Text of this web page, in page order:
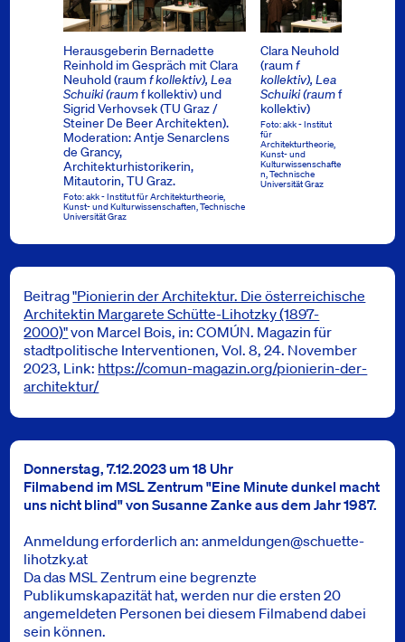
Herausgeberin Bernadette
Reinhold im Gespräch mit Clara
Neuhold (raumf kollektiv), Lea
Schuiki (raumf kollektiv) und
Sigrid Verhovsek (TU Graz /
Steiner De Beer Architekten).
Moderation: Antje Senarclens
de Grancy,
Architekturhistorikerin,
Mitautorin, TU Graz.
Foto: akk - Institut für Architekturtheorie,
Kunst- und Kulturwissenschaften, Technische
Universität Graz
Clara Neuhold
(raumf
kollektiv), Lea
Schuiki (raumf
kollektiv)
Foto: akk - Institut
für
Architekturtheorie,
Kunst- und
Kulturwissenschafte
n, Technische
Universität Graz
Beitrag"Pionierin der Architektur. Die österreichische
Architektin Margarete Schütte-Lihotzky (1897-
2000)"von Marcel Bois, in: COMÚN. Magazin für
stadtpolitische Interventionen, Vol. 8, 24. November
2023, Link: https://comun-magazin.org/pionierin-der-
architektur/
Donnerstag, 7.12.2023 um 18 Uhr
Filmabend im MSL Zentrum "Eine Minute dunkel macht
uns nicht blind" von Susanne Zanke aus dem Jahr 1987.
Anmeldung erforderlich an:anmeldungen@schuette-
lihotzky.at
Da das MSL Zentrum eine begrenzte
Publikumskapazität hat, werden nur die ersten 20
angemeldeten Personen bei diesem Filmabend dabei
sein können.